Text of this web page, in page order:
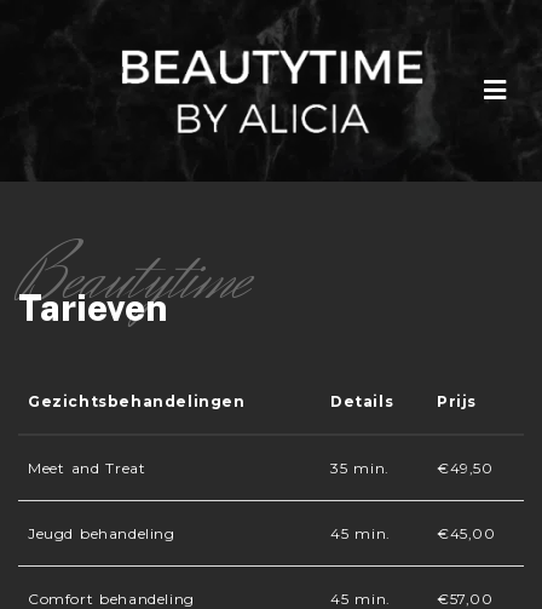
Tarieven
Gezichtsbehandelingen Details Prijs
Meet and Treat 35 min. €49,50
Jeugd behandeling 45 min. €45,00
Comfort behandeling 45 min. €57,00